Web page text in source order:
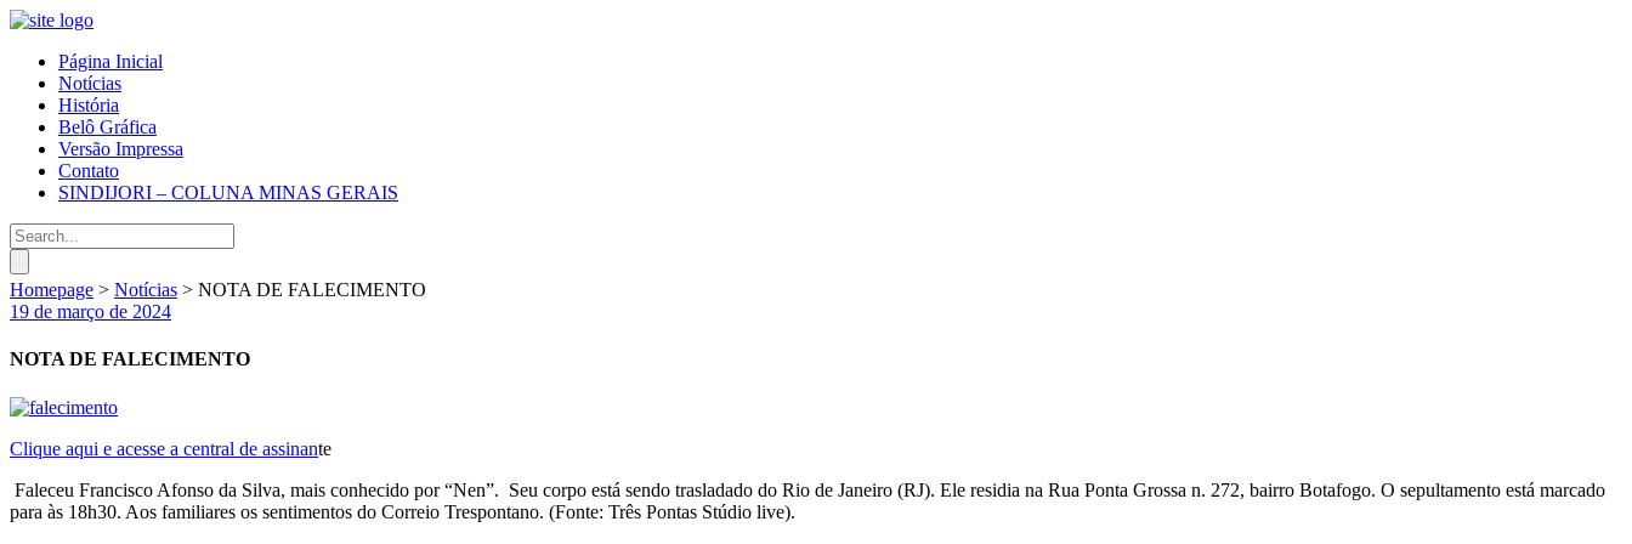
Página Inicial
Notícias
História
Belô Gráfica
Versão Impressa
Contato
SINDIJORI – COLUNA MINAS GERAIS
Homepage > Notícias > NOTA DE FALECIMENTO
19 de março de 2024
NOTA DE FALECIMENTO
Clique aqui e acesse a central de assinante
Faleceu Francisco Afonso da Silva, mais conhecido por “Nen”. Seu corpo está sendo trasladado do Rio de Janeiro (RJ). Ele residia na Rua Ponta Grossa n. 272, bairro Botafogo. O sepultamento está marcado
para às 18h30. Aos familiares os sentimentos do Correio Trespontano. (Fonte: Três Pontas Stúdio live).